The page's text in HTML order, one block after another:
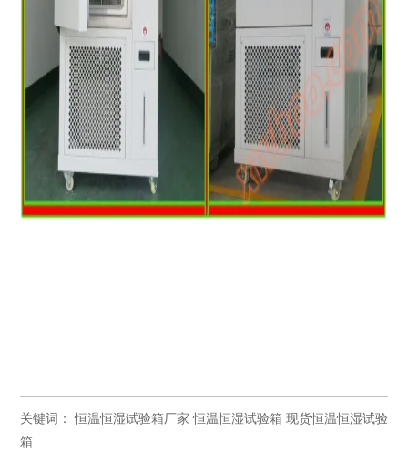
关键词：恒温恒湿试验箱厂家 恒温恒湿试验箱 现货恒温恒湿试验
箱